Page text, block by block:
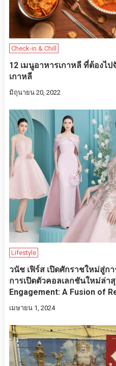
Check-in & Chill
12 เมนูอาหารเกาหลี ที่ต้องไป
เกาหลี
มิถุนายน 20, 2022
Lifestyle
วนัช เฟิร์ส เปิดศักราชใหม่สู่ก
การเปิดตัวคอลเลกชันใหม่ล่า
Engagement: A Fusion of
เมษายน 1, 2024